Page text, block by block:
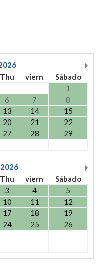
Thu viern
Sábado
1
6 7
8
13 14
15
20 21
22
27 28
29
2026
Thu viern
Sábado
3 4
5
10 11
12
17 18
19
24 25
26